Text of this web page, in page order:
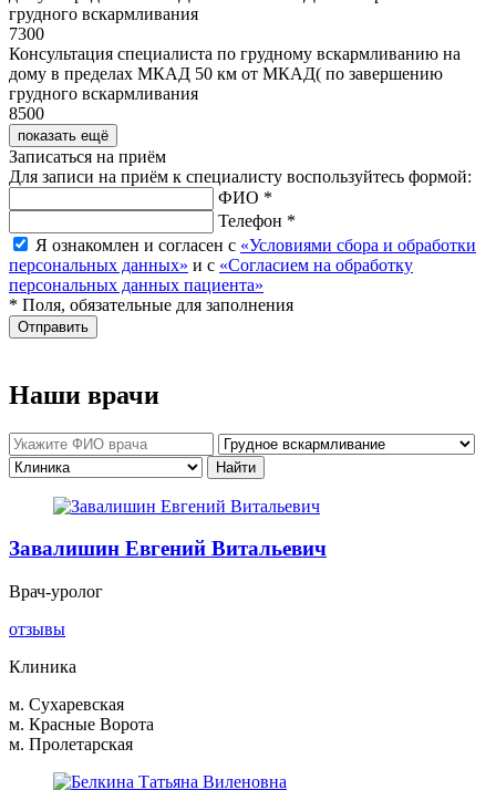
грудного вскармливания
7300
Консультация специалиста по грудному вскармливанию на
дому в пределах МКАД 50 км от МКАД( по завершению
грудного вскармливания
8500
показать ещё
Записаться на приём
Для записи на приём к специалисту воспользуйтесь формой:
ФИО *
Телефон *
Я ознакомлен и согласен с «Условиями сбора и обработки
персональных данных» и с «Согласием на обработку
персональных данных пациента»
* Поля, обязательные для заполнения
Отправить
Наши врачи
Завалишин Евгений Витальевич
Врач-уролог
отзывы
Клиника
м. Сухаревская
м. Красные Ворота
м. Пролетарская